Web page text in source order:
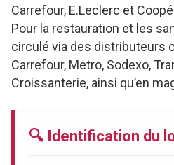
Carrefour, E.Leclerc et
Pour la restauration et les
circulé via des distributeurs
Carrefour, Metro, Sodexo,
Croissanterie, ainsi qu’en
🔍 Identification du